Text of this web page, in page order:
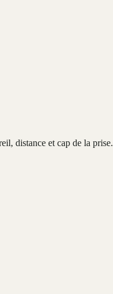
distance et cap de la prise.